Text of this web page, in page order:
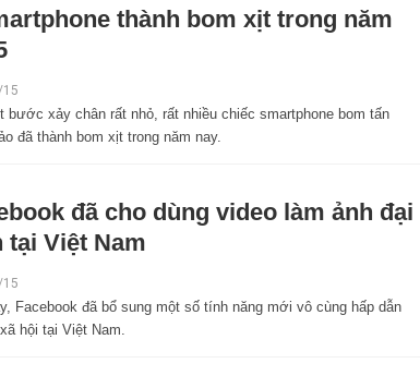
thành bom xịt trong năm
bước xảy chân rất nhỏ, rất nhiều chiếc smartphone bom tấn
đã thành bom xịt trong năm nay.
đã cho dùng video làm ảnh đại
tại Việt Nam
Facebook đã bổ sung một số tính năng mới vô cùng hấp dẫn
hội tại Việt Nam.